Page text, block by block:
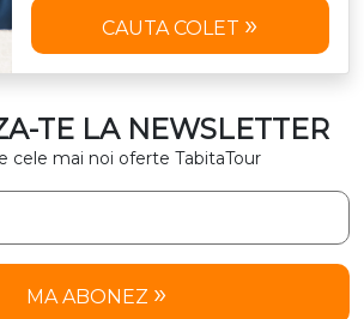
CAUTA COLET
TE LA NEWSLETTER
cele mai noi oferte TabitaTour
MA ABONEZ